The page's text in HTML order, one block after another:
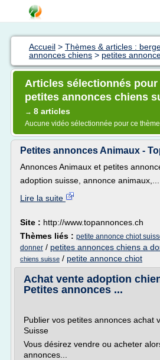
Accueil > Thèmes & articles :
annonces chiens > petites
Articles sélectionnés pour
petites annonces chiens
→ 8 articles
Aucune vidéo sélectionnée pour ce thème
Petites annonces Animaux -
Annonces Animaux et petites
adoption suisse, annonce animaux,...
Lire la suite
Site : http://www.topannonces.ch
Thèmes liés : petite annonce chiot
donner / petites annonces chiens a
chiens suisse / petite annonce chiot
Achat vente adoption
Petites annonces ...
Publier vos petites annonces achat
Suisse
Vous désirez vendre ou acheter
annonces...